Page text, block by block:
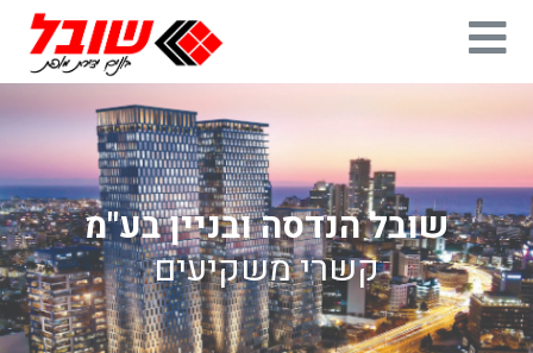
שובל הנדסה ובניין בע"מ
קשרי משקיעים